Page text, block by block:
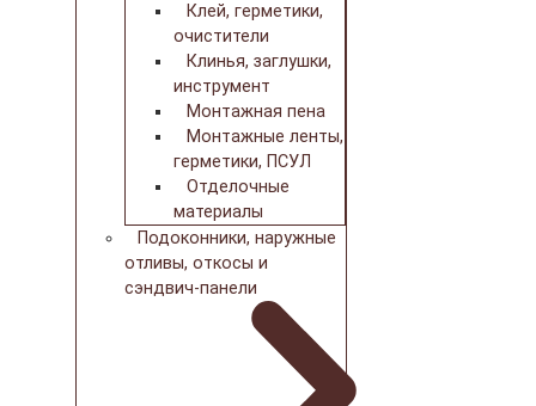
Клей, герметики,
очистители
Клинья, заглушки,
инструмент
Монтажная пена
Монтажные ленты,
герметики, ПСУЛ
Отделочные
материалы
Подоконники, наружные
отливы, откосы и
сэндвич-панели